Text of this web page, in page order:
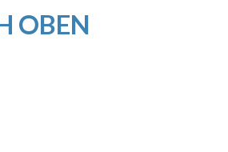
OBEN